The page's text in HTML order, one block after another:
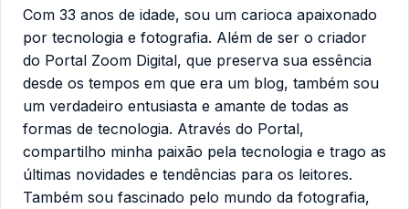
Com 33 anos de idade, sou um carioca apaixonado
por tecnologia e fotografia. Além de ser o criador
do Portal Zoom Digital, que preserva sua essência
desde os tempos em que era um blog, também sou
um verdadeiro entusiasta e amante de todas as
formas de tecnologia. Através do Portal,
compartilho minha paixão pela tecnologia e trago as
últimas novidades e tendências para os leitores.
Também sou fascinado pelo mundo da fotografia,